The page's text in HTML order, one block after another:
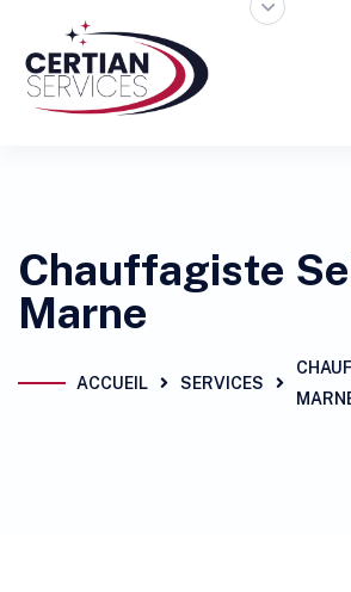
Chauffagiste
Marne
ACCUEIL SERVICES